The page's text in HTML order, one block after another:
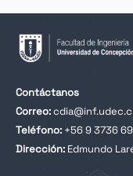
Contáctanos
Correo:cdia@inf.udec.cl
Teléfono: +56 9 3736
Dirección: Edmundo